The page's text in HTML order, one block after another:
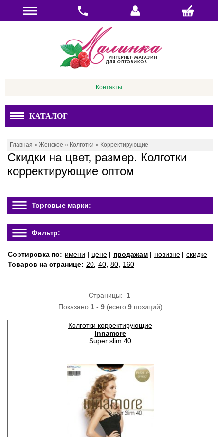
Контакты
КАТАЛОГ
Главная » Женское » Колготки » Корректирующие
Скидки на цвет, размер. Колготки
корректирующие оптом
Торговые марки:
Фильтр:
Сортировка по: имени | цене | продажам | новизне | скидке
Товаров на странице: 20, 40, 80, 160
Страницы: 1
Показано 1- 9(всего 9позиций)
Колготки корректирующие
Innamore
Super slim 40